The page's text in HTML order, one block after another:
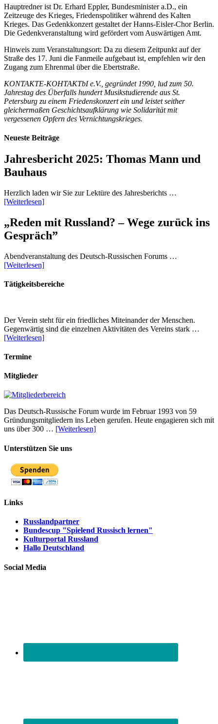
Hauptredner ist Dr. Erhard Eppler, Bundesminister a.D., ein
Zeitzeuge des Krieges, Friedenspolitiker während des Kalten
Krieges. Das Gedenkkonzert gestaltet der Hanns-Eisler-Chor Berlin.
Die Gedenkveranstaltung wird gefördert vom Auswärtigen Amt.
Hinweis zum Veranstaltungsort: Da zu diesem Zeitpunkt auf der
Straße des 17. Juni die Fanmeile aufgebaut ist, empfehlen wir den
Zugang zum Ehrenmal über die Ebertstraße.
KONTAKTE-KOHTAKTbI e.V., gegründet 1990, lud zum 50.
Jahrestag des Überfalls hundert Musikstudierende aus St.
Petersburg zu einem Friedenskonzert ein und leistet seither
gleichermaßen Geschichtsaufklärung wie Solidarität mit
vergessenen Opfern des Vernichtungskrieges.
Neueste Beiträge
Jahresbericht 2025: Thomas Mann und
Bauhaus
Herzlich laden wir Sie zur Lektüre des Jahresberichts …
[Weiterlesen]
„Reden mit Russland? – Wege zurück ins
Gespräch”
Abendveranstaltung des Deutsch-Russischen Forums …
[Weiterlesen]
Tätigkeitsbereiche
Der Verein steht für ein friedliches Miteinander der Menschen.
Gegenwärtig sind die einzelnen Aktivitäten des Vereins stark …
[Weiterlesen]
Termine
Mitglieder
Das Deutsch-Russische Forum wurde im Februar 1993 von 59
Gründungsmitgliedern ins Leben gerufen. Heute engagieren sich mit
uns über 300 … [Weiterlesen]
Unterstützen Sie uns
Links
Russlandpartner
Bundescup "Spielend Russisch lernen"
Kulturportal Russland
Hallo Deutschland
Social Media